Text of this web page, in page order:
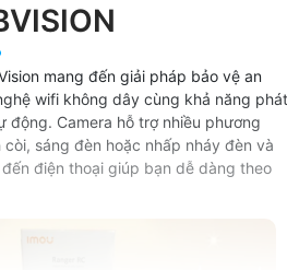
mang đến giải pháp bảo vệ an
wifi không dây cùng khả năng phát
động. Camera hỗ trợ nhiều phương
sáng đèn hoặc nhấp nháy đèn và
điện thoại giúp bạn dễ dàng theo